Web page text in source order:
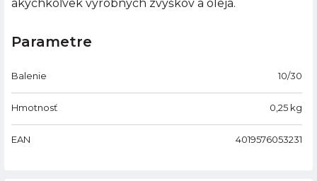
akýchkoľvek výrobných zvyškov a oleja.
Parametre
Balenie 10/30
Hmotnosť 0,25 kg
EAN 4019576053231